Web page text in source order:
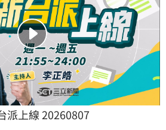
派上線 20260807